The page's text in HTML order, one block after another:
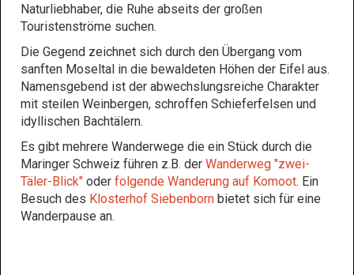
Naturliebhaber, die Ruhe abseits der großen
Touristenströme suchen.
Die Gegend zeichnet sich durch den Übergang vom
sanften Moseltal in die bewaldeten Höhen der Eifel aus.
Namensgebend ist der abwechslungsreiche Charakter
mit steilen Weinbergen, schroffen Schieferfelsen und
idyllischen Bachtälern.
Es gibt mehrere Wanderwege die ein Stück durch die
Maringer Schweiz führen z.B. der Wanderweg "zwei-
Täler-Blick" oder folgende Wanderung auf Komoot. Ein
Besuch des Klosterhof Siebenborn bietet sich für eine
Wanderpause an.